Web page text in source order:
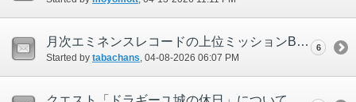
月次エミネンスレコードの上位ミッションBFでもらえる戦利品について
Started by tabachans‎, 04-08-2026 06:07 PM
6